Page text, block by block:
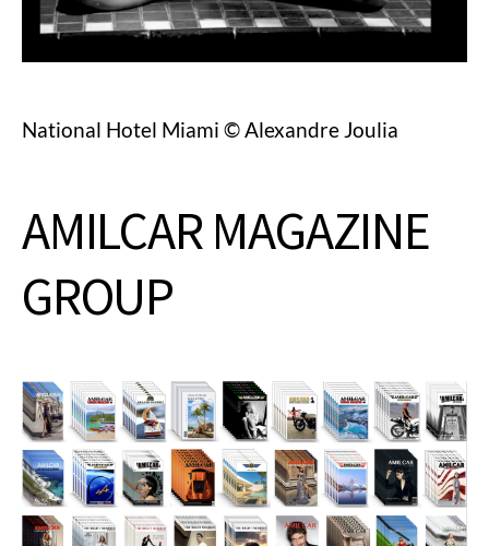
National Hotel Miami © Alexandre Joulia
AMILCAR MAGAZINE
GROUP